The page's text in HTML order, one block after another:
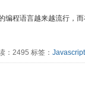
编程语言越来越流行，
：2495 标签： Javascript